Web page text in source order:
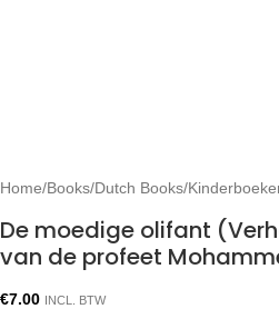
Home/Books/Dutch Books/
De moedige olifant
€7.00 INCL. BTW